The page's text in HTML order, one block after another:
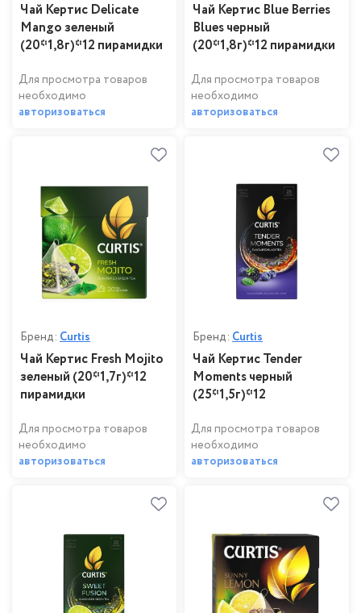
Чай Кертис Delicate
Mango зеленый
(20*1,8г)*12 пирамидки
Для просмотра товаров
необходимо
авторизоваться
Чай Кертис Blue Berries
Blues черный
(20*1,8г)*12 пирамидки
Для просмотра товаров
необходимо
авторизоваться
Бренд: Curtis
Чай Кертис Fresh Mojito
зеленый (20*1,7г)*12
пирамидки
Для просмотра товаров
необходимо
авторизоваться
Бренд: Curtis
Чай Кертис Tender
Moments черный
(25*1,5г)*12
Для просмотра товаров
необходимо
авторизоваться